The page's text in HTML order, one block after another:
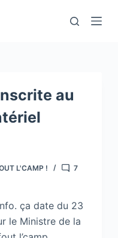
au
L'CAMP ! 7
ça date du 23
le Ministre de la